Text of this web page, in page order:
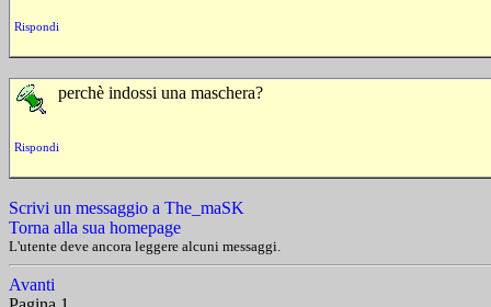
Rispondi
perchè indossi una maschera?
Rispondi
Scrivi un messaggio a The_maSK
Torna alla sua homepage
L'utente deve ancora leggere alcuni messaggi.
Avanti